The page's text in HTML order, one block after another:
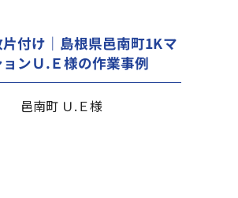
付け｜島根県邑南町1Kマ
ョンＵ.Ｅ様の作業事例
邑南町 Ｕ.Ｅ様